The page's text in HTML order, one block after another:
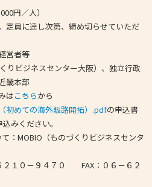
円／人）
員に達し次第、締め切らせていただ
営者等
ビジネスセンター大阪）、独立行政
畿本部
はこちらから
初めての海外販路開拓）.pdfの申込書
みください。
：MOBIO（ものづくりビジネスセンタ
９４７０ FAX：０６－６２